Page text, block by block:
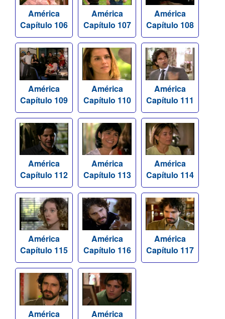
América
Capítulo 106
América
Capítulo 107
América
Capítulo 108
América
Capítulo 109
América
Capítulo 110
América
Capítulo 111
América
Capítulo 112
América
Capítulo 113
América
Capítulo 114
América
Capítulo 115
América
Capítulo 116
América
Capítulo 117
América América